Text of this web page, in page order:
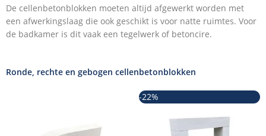
De cellenbetonblokken moeten altijd afgewerkt worden met
een afwerkingslaag die ook geschikt is voor natte ruimtes. Voor
de badkamer is dit vaak een tegelwerk of betoncire.
Ronde, rechte en gebogen cellenbetonblokken
-22%
was: